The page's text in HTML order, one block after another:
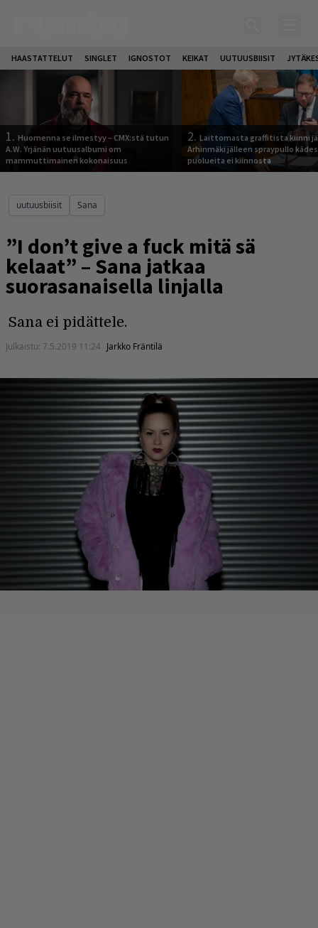
HAASTATTELUT SINGLET IGNOSTOT KEIKAT UUTUUSBIISIT
1. Huomenna se ilmestyy – CMX:stä tutun
A.W. Yrjänän uutuusalbumi om
mammuttimainen kokonaisuus
2. Laittomasta graffitista kiinni
Arhinmäki jälleen spraypullo
puolueita ei kiinnosta
uutuusbiisit Sana
”I don’t give a fuck mitä sä
kelaat” – Sana jatkaa
suorasanaisella linjalla
Sana ei pidättele.
Julkaistu: 7.5.2019 11:24 Jarkko Fräntilä